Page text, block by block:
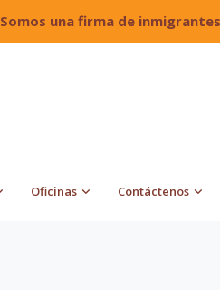
Somos una firma de
Oficinas Contáctenos